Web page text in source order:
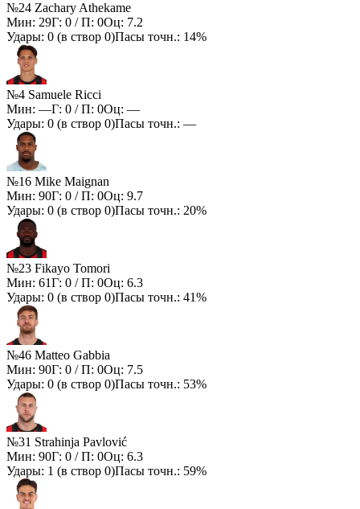
№24 Zachary Athekame
Мин: 29Г: 0 / П: 0Оц: 7.2
Удары: 0 (в створ 0)Пасы точн.: 14%
№4 Samuele Ricci
Мин: —Г: 0 / П: 0Оц: —
Удары: 0 (в створ 0)Пасы точн.: —
№16 Mike Maignan
Мин: 90Г: 0 / П: 0Оц: 9.7
Удары: 0 (в створ 0)Пасы точн.: 20%
№23 Fikayo Tomori
Мин: 61Г: 0 / П: 0Оц: 6.3
Удары: 0 (в створ 0)Пасы точн.: 41%
№46 Matteo Gabbia
Мин: 90Г: 0 / П: 0Оц: 7.5
Удары: 0 (в створ 0)Пасы точн.: 53%
№31 Strahinja Pavlović
Мин: 90Г: 0 / П: 0Оц: 6.3
Удары: 1 (в створ 0)Пасы точн.: 59%